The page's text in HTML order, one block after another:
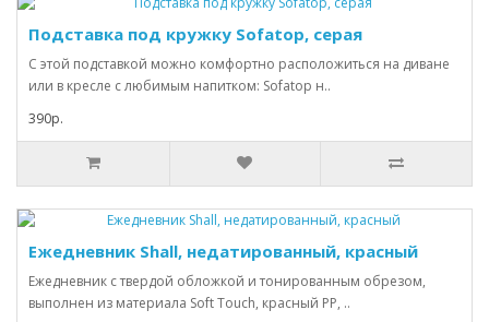
Подставка под кружку Sofatop, серая
С этой подставкой можно комфортно расположиться на диване
или в кресле с любимым напитком: Sofatop н..
390р.
Ежедневник Shall, недатированный, красный
Ежедневник с твердой обложкой и тонированным обрезом,
выполнен из материала Soft Touch, красный РР, ..